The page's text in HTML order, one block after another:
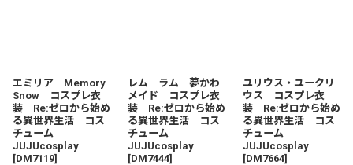
エミリア Memory
Snow コスプレ衣
装 Re:ゼロから始め
る異世界生活 コス
チューム
JUJUcosplay
[DM7119]
レム ラム 夢かわ
メイド コスプレ衣
装 Re:ゼロから始め
る異世界生活 コス
チューム
JUJUcosplay
[DM7444]
ユリウス・ユークリ
ウス コスプレ衣
装 Re:ゼロから始め
る異世界生活 コス
チューム
JUJUcosplay
[DM7664]